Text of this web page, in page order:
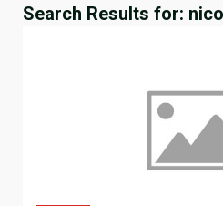
Search Results for: